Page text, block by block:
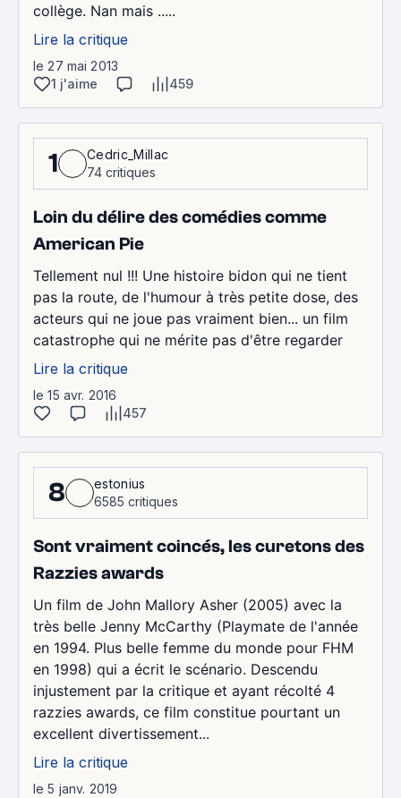
collège. Nan mais .....
Lire la critique
le 27 mai 2013
1 j'aime
459
1
Cedric_Millac
74 critiques
Loin du délire des comédies comme
American Pie
Tellement nul !!! Une histoire bidon qui ne tient
pas la route, de l'humour à très petite dose, des
acteurs qui ne joue pas vraiment bien... un film
catastrophe qui ne mérite pas d'être regarder
Lire la critique
le 15 avr. 2016
457
8
estonius
6585 critiques
Sont vraiment coincés, les curetons des
Razzies awards
Un film de John Mallory Asher (2005) avec la
très belle Jenny McCarthy (Playmate de l'année
en 1994. Plus belle femme du monde pour FHM
en 1998) qui a écrit le scénario. Descendu
injustement par la critique et ayant récolté 4
razzies awards, ce film constitue pourtant un
excellent divertissement...
Lire la critique
le 5 janv. 2019